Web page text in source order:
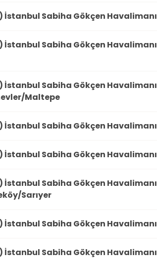
İstanbul Sabiha Gökçen Havalimanı
İstanbul Sabiha Gökçen Havalimanı
İstanbul Sabiha Gökçen Havalimanı
Maltepe
İstanbul Sabiha Gökçen Havalimanı
İstanbul Sabiha Gökçen Havalimanı
İstanbul Sabiha Gökçen Havalimanı
Sarıyer
İstanbul Sabiha Gökçen Havalimanı
İstanbul Sabiha Gökçen Havalimanı